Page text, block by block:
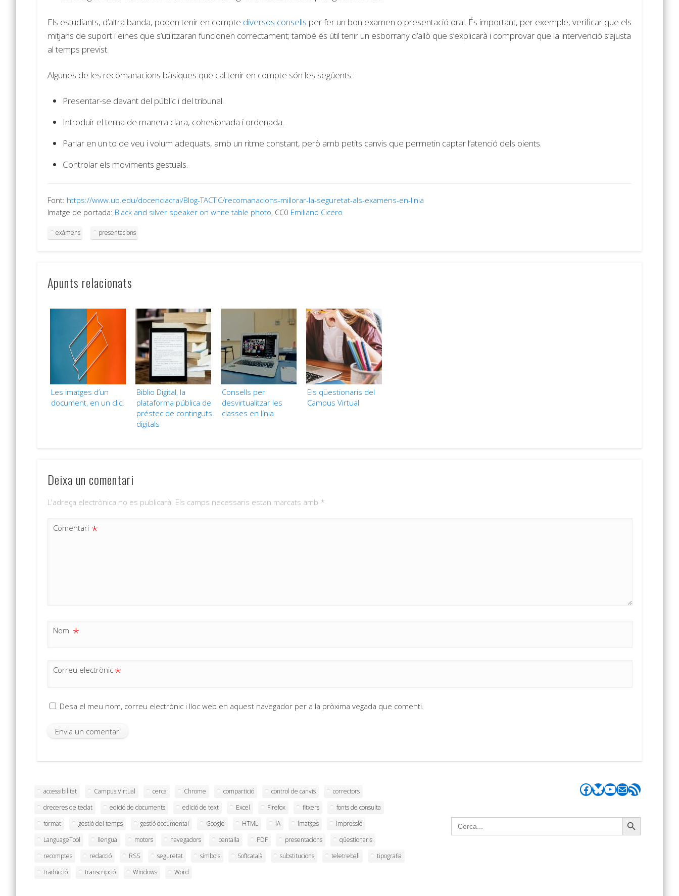
Els estudiants, d’altra banda, poden tenir en compte diversos consells per fer un bon examen o presentació oral. És important, per exemple, verificar que els
mitjans de suport i eines que s’utilitzaran funcionen correctament; també és útil tenir un esborrany d’allò que s’explicarà i comprovar que la intervenció s’ajusta
al temps previst.
Algunes de les recomanacions bàsiques que cal tenir en compte són les següents:
Presentar-se davant del públic i del tribunal.
Introduir el tema de manera clara, cohesionada i ordenada.
Parlar en un to de veu i volum adequats, amb un ritme constant, però amb petits canvis que permetin captar l’atenció dels oients.
Controlar els moviments gestuals.
Font: https://www.ub.edu/docenciacrai/Blog-TACTIC/recomanacions-millorar-la-seguretat-als-examens-en-linia
Imatge de portada: Black and silver speaker on white table photo, CC0 Emiliano Cicero
exàmens presentacions
Apunts relacionats
Les imatges d’un
document, en un clic!
Biblio Digital, la
plataforma pública de
préstec de continguts
digitals
Consells per
desvirtualitzar les
classes en línia
Els qüestionaris del
Campus Virtual
Deixa un comentari
L'adreça electrònica no es publicarà. Els camps necessaris estan marcats amb *
Comentari *
Nom *
Correu electrònic *
Desa el meu nom, correu electrònic i lloc web en aquest navegador per a la pròxima vegada que comenti.
accessibilitat Campus Virtual cerca Chrome compartició control de canvis
correctors
dreceres de teclat
edició de documents edició de text Excel Firefox fitxers
fonts de consulta
format
gestió del temps gestió documental Google HTML IA imatges
impressió
LanguageTool
llengua motors navegadors pantalla PDF presentacions
qüestionaris
recomptes
redacció RSS seguretat símbols Softcatalà substitucions teletreball
tipografia
traducció
transcripció Windows Word
Facebook
Bluesky
YouTube
Correu electrònic
Canal RSS
Search
for:
Search Button